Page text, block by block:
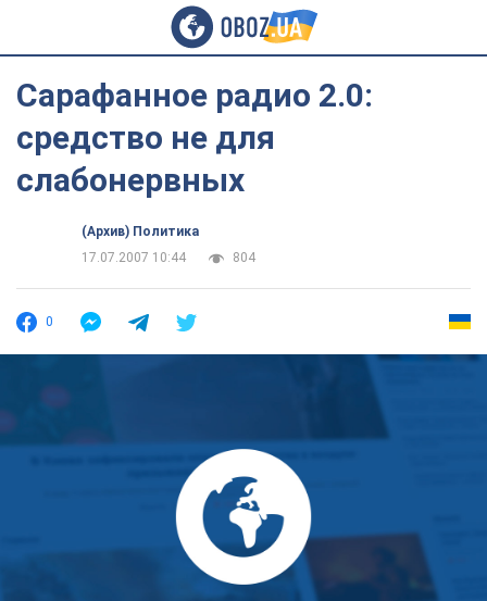
Сарафанное радио 2.0:
средство не для
слабонервных
(Архив) Политика
17.07.2007 10:44
804
0